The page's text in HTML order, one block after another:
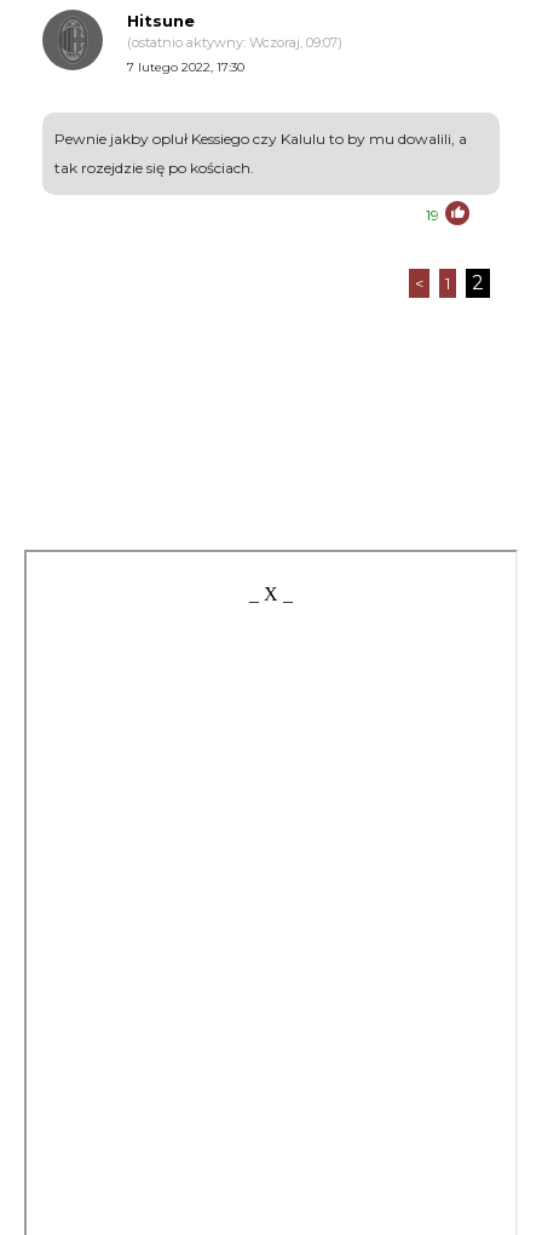
Hitsune
(ostatnio aktywny: Wczoraj, 09:07)
7 lutego 2022, 17:30
Pewnie jakby opluł Kessiego czy Kalulu to by mu dowalili, a
tak rozejdzie się po kościach.
19
< 1 2